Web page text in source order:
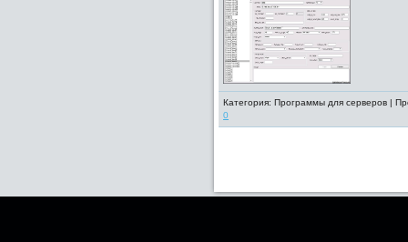
Категория: Программы для серверов |
0